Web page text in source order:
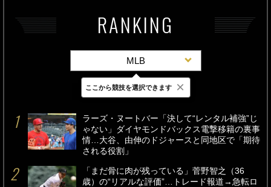
RANKING
MLB
最新 24時間 週間
ラーズ・ヌートバー「決して“レンタル補強”じ
ゃない」ダイヤモンドバックス電撃移籍の裏事
情…大谷、由伸のドジャースと同地区で「期待
される役割」
「まだ骨に肉が残っている」菅野智之（36
歳）の“リアルな評価”…トレード報道→急転ロ
ここから競技を選択できます ×